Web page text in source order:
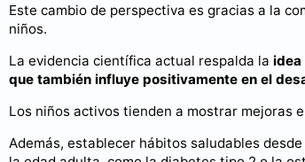
Este cambio de perspectiva es gracias a la
niños.
La evidencia científica actual respalda la
que también influye positivamente en el
Los niños activos tienden a mostrar mejoras
Además, establecer hábitos saludables